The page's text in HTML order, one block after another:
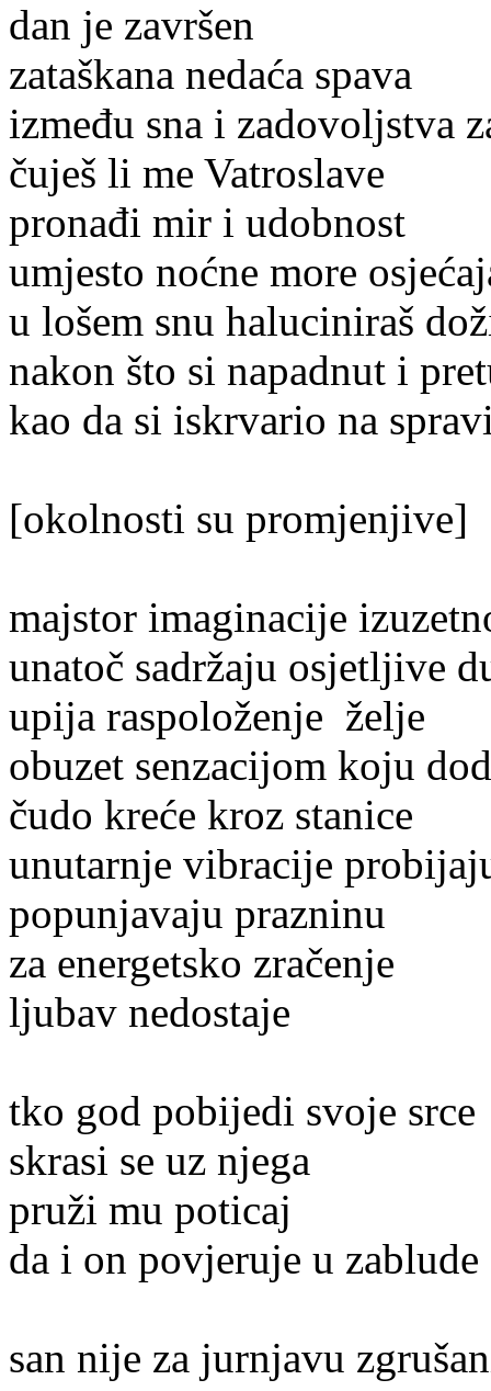
dan je završen
zataškana nedaća spava
između sna i zadovoljstva
čuješ li me Vatroslave
pronađi mir i udobnost
umjesto noćne more
u lošem snu haluciniraš
nakon što si napadnut i
kao da si iskrvario na
[okolnosti su promjenjive]
majstor imaginacije
unatoč sadržaju osjetljive
upija raspoloženje želje
obuzet senzacijom koju
čudo kreće kroz stanice
unutarnje vibracije
popunjavaju prazninu
za energetsko zračenje
ljubav nedostaje
tko god pobijedi svoje srce
skrasi se uz njega
pruži mu poticaj
da i on povjeruje u
san nije za jurnjavu